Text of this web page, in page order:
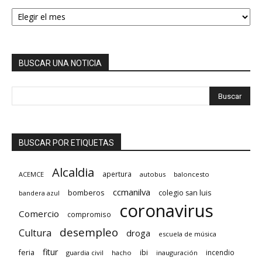
HEMEROTECA
BUSCAR UNA NOTICIA
BUSCAR POR ETIQUETAS
ACEMCE Alcaldia apertura autobus baloncesto
bandera azul bomberos ccmanilva colegio san luis
Comercio compromiso coronavirus
Cultura desempleo droga escuela de música
feria fitur guardia civil hacho ibi inauguración incendio